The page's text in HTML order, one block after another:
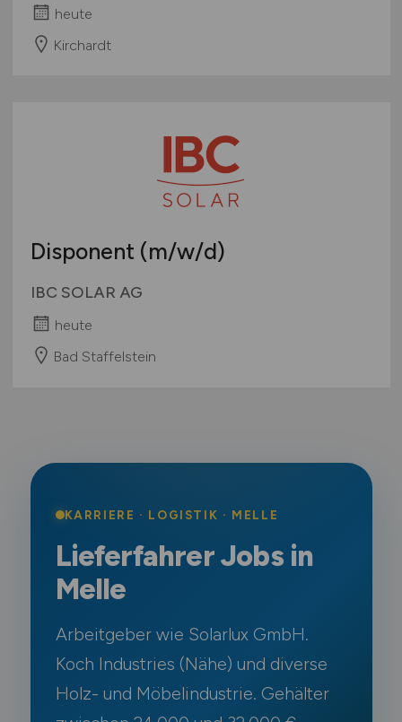
heute
Kirchardt
Disponent (m/w/d)
IBC SOLAR AG
heute
Bad Staffelstein
KARRIERE · LOGISTIK · MELLE
Lieferfahrer Jobs in
Melle
Arbeitgeber wie Solarlux GmbH.
Koch Industries (Nähe) und diverse
Holz- und Möbelindustrie. Gehälter